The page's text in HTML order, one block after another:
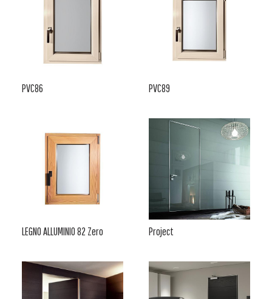
PVC86 PVC89
LEGNO ALLUMINIO 82 Zero Project